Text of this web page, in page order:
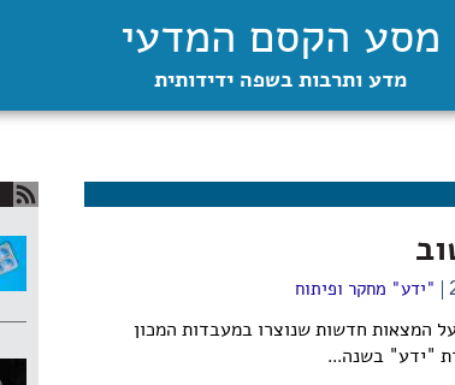
מסע הקסם המדעי
מדע ותרבות בשפה ידידותית
"ידע" מחקר ופיתוח
על המצאות חדשות שנוצרו במעבדות המכון
"ידע" בשנה...